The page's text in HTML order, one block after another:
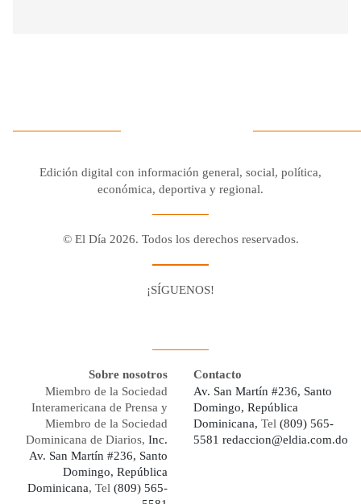
Edición digital con información general, social, política,
económica, deportiva y regional.
© El Día 2026. Todos los derechos reservados.
¡SÍGUENOS!
Sobre nosotros
Miembro de la Sociedad
Interamericana de Prensa y
Miembro de la Sociedad
Dominicana de Diarios, Inc.
Av. San Martín #236, Santo
Domingo, República
Dominicana, Tel (809) 565-
Contacto
Av. San Martín #236, Santo
Domingo, República
Dominicana, Tel (809) 565-
5581 redaccion@eldia.com.do